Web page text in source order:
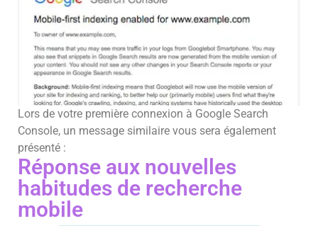
Lors de votre première connexion à Google Search
Console, un message similaire vous sera également
présenté :
Réponse aux nouvelles
habitudes de recherche
mobile